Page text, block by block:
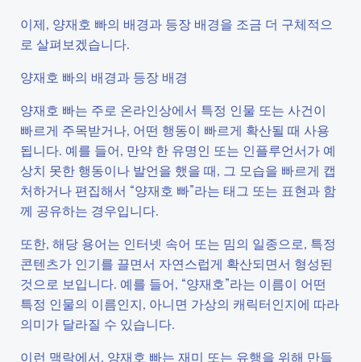
이제, 양재호 빠의 배경과 등장 배경을 조금 더 구체적으
로 살펴보겠습니다.
양재호 빠의 배경과 등장 배경
양재호 빠는 주로 온라인상에서 특정 인물 또는 사건이
빠르게 주목받거나, 어떤 행동이 빠르게 확산될 때 사용
됩니다. 예를 들어, 만약 한 유명인 또는 인플루언서가 예
상치 못한 행동이나 발언을 했을 때, 그 모습을 빠르게 캡
처하거나 편집해서 “양재호 빠”라는 태그 또는 표현과 함
께 공유하는 경우입니다.
또한, 해당 용어는 인터넷 속어 또는 밈의 일종으로, 특정
콘텐츠가 인기를 끌면서 자연스럽게 확산되면서 형성된
것으로 보입니다. 예를 들어, “양재호”라는 이름이 어떤
특정 인물의 이름인지, 아니면 가상의 캐릭터인지에 따라
의미가 달라질 수 있습니다.
이런 맥락에서, 양재호 빠는 재미 또는 유행을 위해 만들